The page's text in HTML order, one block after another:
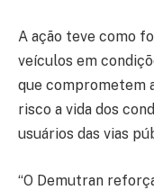
A ação teve como
veículos em
que comprometem
risco a vida dos
usuários das vias
“O Demutran